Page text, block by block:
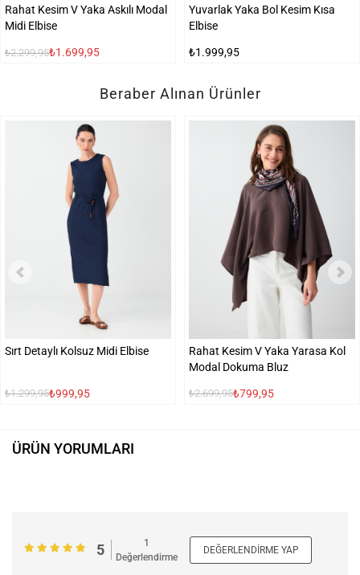
Rahat Kesim V Yaka Askılı Modal
Midi Elbise
₺2.299,95₺1.699,95
Yuvarlak Yaka Bol Kesim Kısa
Elbise
₺1.999,95
Beraber Alınan Ürünler
Sırt Detaylı Kolsuz Midi Elbise
₺1.299,95₺999,95
Rahat Kesim V Yaka Yarasa Kol
Modal Dokuma Bluz
₺2.699,95₺799,95
ÜRÜN YORUMLARI
5
1
Değerlendirme
DEĞERLENDIRME YAP